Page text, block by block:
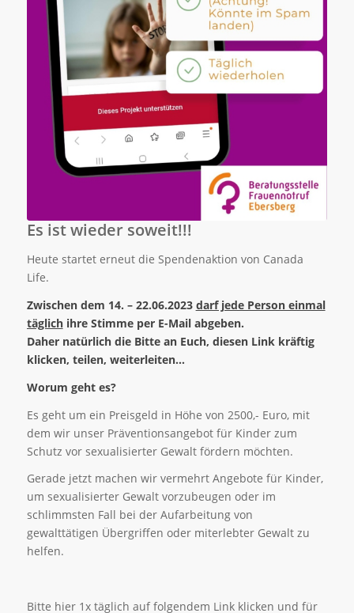
Es ist wieder soweit!!!
Heute startet erneut die Spendenaktion von Canada
Life.
Zwischen dem 14. – 22.06.2023 darf jede Person einmal
täglichihre Stimme per E-Mail abgeben.
Daher natürlich die Bitte an Euch, diesen Link kräftig
klicken, teilen, weiterleiten…
Worum geht es?
Es geht um ein Preisgeld in Höhe von 2500,- Euro, mit
dem wir unser Präventionsangebot für Kinder zum
Schutz vor sexualisierter Gewalt fördern möchten.
Gerade jetzt machen wir vermehrt Angebote für Kinder,
um sexualisierter Gewalt vorzubeugen oder im
schlimmsten Fall bei der Aufarbeitung von
gewalttätigen Übergriffen oder miterlebter Gewalt zu
helfen.
Bitte hier 1x täglich auf folgendem Link klicken und für